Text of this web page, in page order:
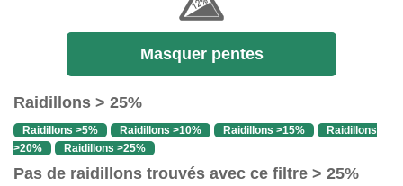
Masquer pentes
Raidillons > 25%
Raidillons >5% Raidillons >10% Raidillons >15%
Raidillons
>20%
Raidillons >25%
Pas de raidillons trouvés avec ce filtre > 25%